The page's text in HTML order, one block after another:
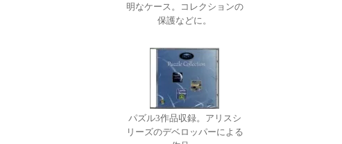
明なケース。コレクションの
保護などに。
パズル3作品収録。アリスシ
リーズのデベロッパーによる